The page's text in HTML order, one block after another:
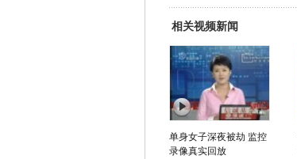
相关视频新闻
单身女子深夜被劫 监控
录像真实回放